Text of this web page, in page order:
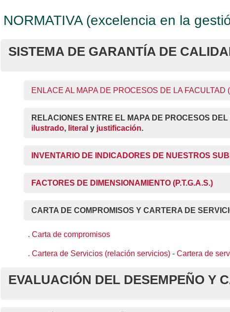
NORMATIVA (excelencia en la
SISTEMA DE GARANTÍA DE
ENLACE AL MAPA DE PROCESOS DE LA FACULTAD
RELACIONES ENTRE EL MAPA DE PROCESOS
ilustrado, literal y justificación.
INVENTARIO DE INDICADORES DE NUESTROS
FACTORES DE DIMENSIONAMIENTO (P.T.G.A.S.)
CARTA DE COMPROMISOS Y CARTERA DE
.Carta de compromisos
. Cartera de Servicios (relación servicios) -Cartera de
EVALUACIÓN DEL DESEMPEÑO Y